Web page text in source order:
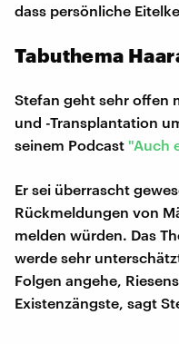
dass persönliche
Tabuthema
Stefan geht sehr offen
und -Transplantation
seinem Podcast "Auch
Er sei überrascht
Rückmeldungen von
melden würden. Das
werde sehr
Folgen angehe,
Existenzängste, sagt